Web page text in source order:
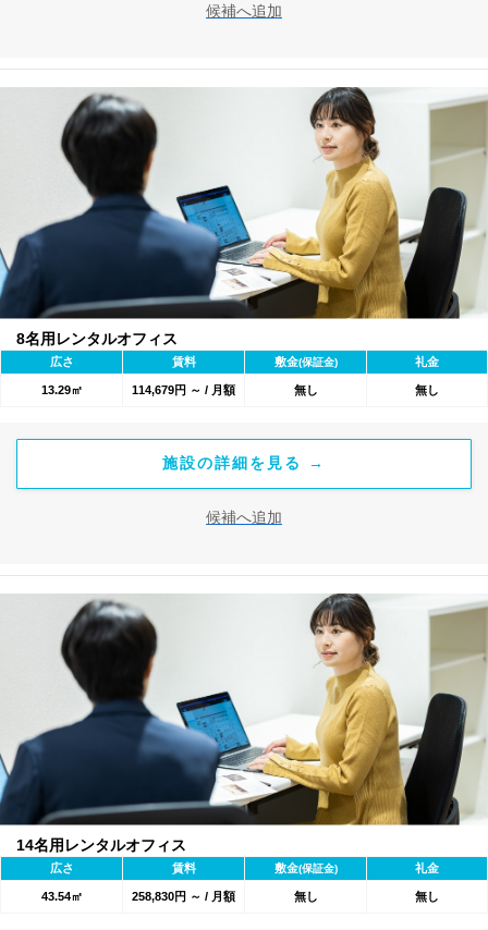
候補へ追加
8名用レンタルオフィス
広さ 賃料 敷金(保証金) 礼金
13.29㎡ 114,679円 ～ / 月額 無し 無し
施設の詳細を見る →
候補へ追加
14名用レンタルオフィス
広さ 賃料 敷金(保証金) 礼金
43.54㎡ 258,830円 ～ / 月額 無し 無し